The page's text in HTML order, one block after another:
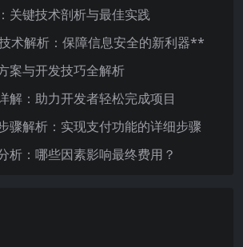
关键技术剖析与最佳实践
术解析：保障信息安全的新利器**
案与开发技巧全解析
解：助力开发者轻松完成项目
骤解析：实现支付功能的详细步骤
析：哪些因素影响最终费用？